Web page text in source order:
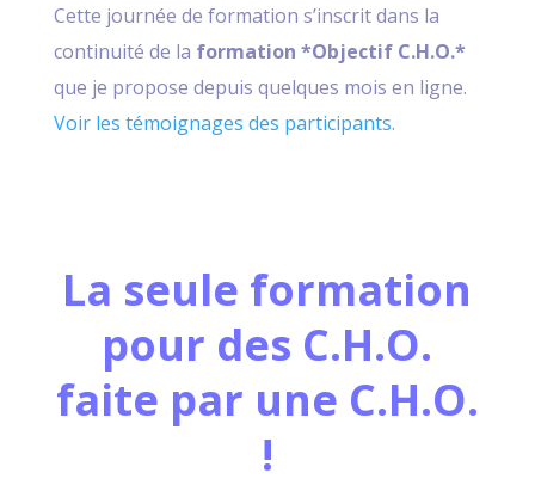
Cette journée de formation s’inscrit dans la
continuité de la formation *Objectif C.H.O.*
que je propose depuis quelques mois en ligne.
Voir les témoignages des participants.
La seule formation
pour des C.H.O.
faite par une C.H.O.
!